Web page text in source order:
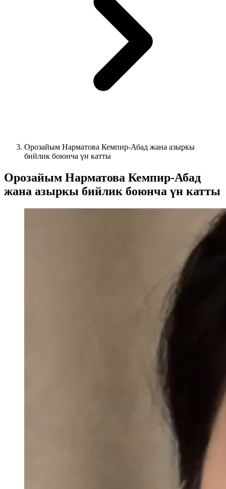
Орозайым Нарматова Кемпир-Абад жана азыркы
бийлик боюнча үн катты
Орозайым Нарматова Кемпир-Абад
жана азыркы бийлик боюнча үн катты